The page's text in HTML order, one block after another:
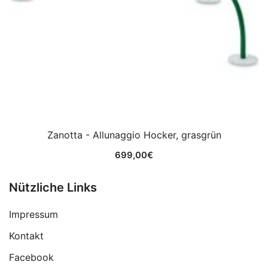
Zanotta - Allunaggio Hocker, grasgrün
699,00€
Nützliche Links
Impressum
Kontakt
Facebook